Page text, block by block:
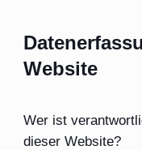
Website
Wer ist
dieser Website?